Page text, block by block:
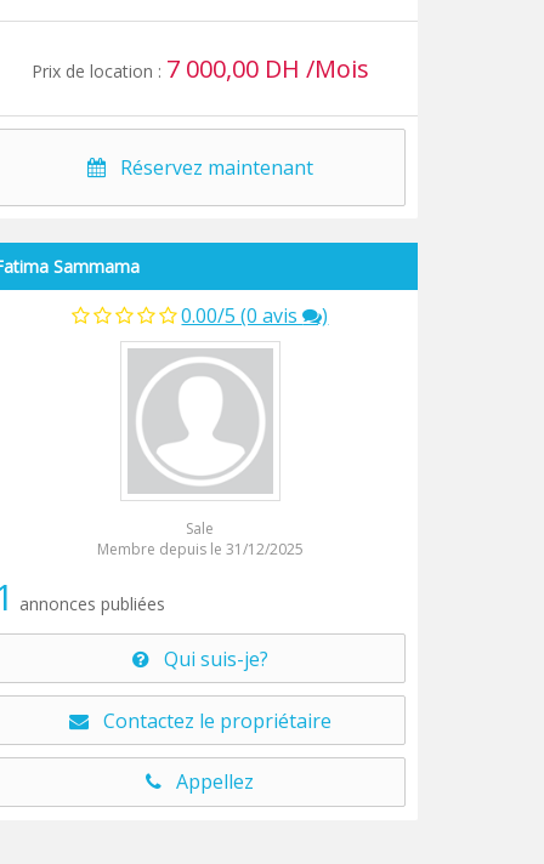
Prix de location : 7 000,00 DH /Mois
Réservez maintenant
Sammama
0.00/5 (0 avis )
Sale
Membre depuis le 31/12/2025
annonces publiées
Qui suis-je?
Contactez le propriétaire
Appellez